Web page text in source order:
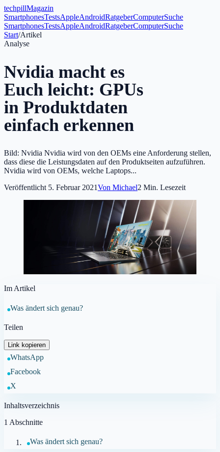
techpillMagazin
SmartphonesTestsAppleAndroidRatgeberComputerSuche
SmartphonesTestsAppleAndroidRatgeberComputerSuche
Start/Artikel
Analyse
Nvidia macht es
Euch leicht: GPUs
in Produktdaten
einfach erkennen
Bild: Nvidia Nvidia wird von den OEMs eine Anforderung stellen,
dass diese die Leistungsdaten auf den Produktseiten aufzuführen.
Nvidia wird von OEMs, welche Laptops...
Veröffentlicht 5. Februar 2021Von Michael2 Min. Lesezeit
Im Artikel
Was ändert sich genau?
Teilen
Link kopieren
WhatsApp
Facebook
X
Inhaltsverzeichnis
1 Abschnitte
Was ändert sich genau?